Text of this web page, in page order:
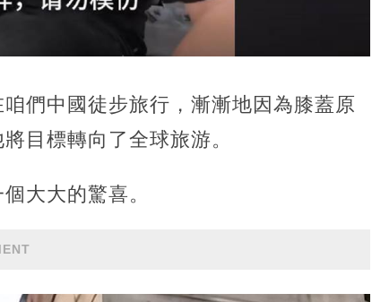
們中國徒步旅行，漸漸地因為膝蓋原
目標轉向了全球旅游。
大大的驚喜。